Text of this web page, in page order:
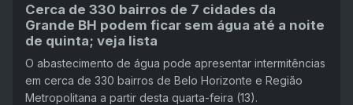
Cerca de 330 bairros de 7 cidades da
Grande BH podem ficar sem água até a noite
de quinta; veja lista
O abastecimento de água pode apresentar intermitências
em cerca de 330 bairros de Belo Horizonte e Região
Metropolitana a partir desta quarta-feira (13).